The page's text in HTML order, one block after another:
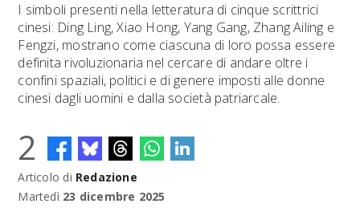
DIEGO ZANDEL GLI ANNI DI PIETRA
I simboli presenti nella letteratura di cinque scrittrici
cinesi: Ding Ling, Xiao Hong, Yang Gang, Zhang Ailing e
Fengzi, mostrano come ciascuna di loro possa essere
definita rivoluzionaria nel cercare di andare oltre i
confini spaziali, politici e di genere imposti alle donne
cinesi dagli uomini e dalla società patriarcale.
2
Articolo di Redazione
Martedì 23 dicembre 2025